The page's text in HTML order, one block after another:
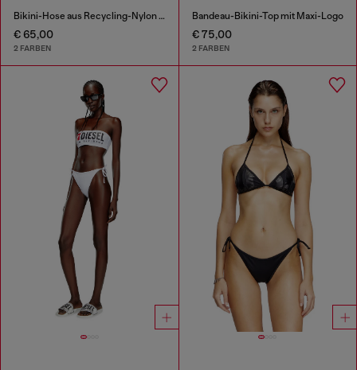
Bikini-Hose aus Recycling-Nylon mit Maxi-Logo
€ 65,00
2 FARBEN
Bandeau-Bikini-Top mit Maxi-Logo
€ 75,00
2 FARBEN